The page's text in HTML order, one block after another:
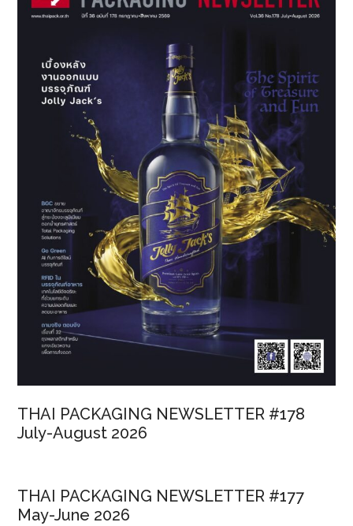
THAI PACKAGING NEWSLETTER #178
July-August 2026
THAI PACKAGING NEWSLETTER #177
May-June 2026